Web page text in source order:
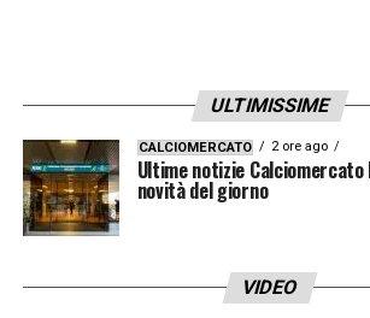
ULTIMISSIME
CALCIOMERCATO 2 ore ago
Ultime notizie
novità del giorno
VIDEO